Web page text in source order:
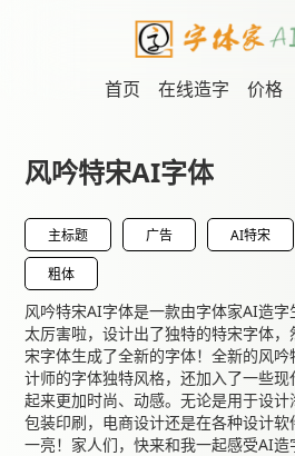
首页 在线造字 价格
风吟特宋AI字体
主标题 广告 AI特宋
粗体
风吟特宋AI字体是一款由字体家AI造
太厉害啦，设计出了独特的特宋字体
宋字体生成了全新的字体！全新的风
计师的字体独特风格，还加入了一些
起来更加时尚、动感。无论是用于设计
包装印刷，电商设计还是在各种设计
一亮！家人们，快来和我一起感受AI造